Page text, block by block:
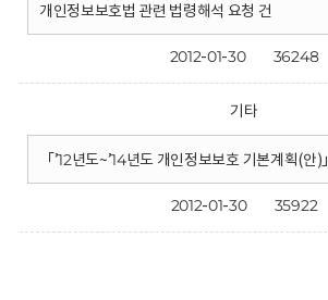
개인정보보호법 관련 법령해석 요청 건
2012-01-30 36248
기타
「’12년도~’14년도 개인정보보호 기본계획(안)」
2012-01-30 35922